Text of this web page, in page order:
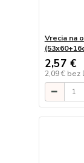
Vrecia na
2,57 €
2,09 € bez